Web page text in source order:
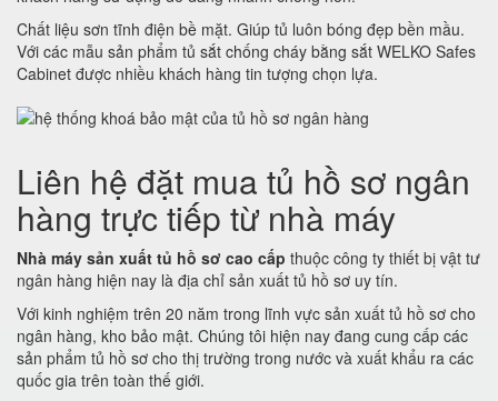
Chất liệu sơn tĩnh điện bề mặt. Giúp tủ luôn bóng đẹp bền mầu.
Với các mẫu sản phẩm tủ sắt chống cháy bằng sắt WELKO Safes
Cabinet được nhiều khách hàng tin tượng chọn lựa.
Liên hệ đặt mua tủ hồ sơ ngân
hàng trực tiếp từ nhà máy
Nhà máy sản xuất tủ hồ sơ cao cấp thuộc công ty thiết bị vật tư
ngân hàng hiện nay là địa chỉ sản xuất tủ hồ sơ uy tín.
Với kinh nghiệm trên 20 năm trong lĩnh vực sản xuất tủ hồ sơ cho
ngân hàng, kho bảo mật. Chúng tôi hiện nay đang cung cấp các
sản phẩm tủ hồ sơ cho thị trường trong nước và xuất khẩu ra các
quốc gia trên toàn thế giới.